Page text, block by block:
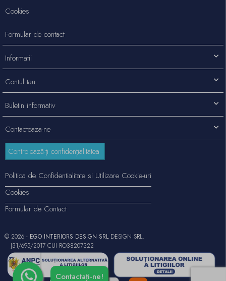
Contacteaza-ne
Cookies
Formular de contact
Informatii
Contul tau
Buletin informativ
Controlează-ți confidențialitatea
Politica de Confidentialitate si Utilizare Cookie-uri
Cookies
Formular de Contact
© 2026 - EGO INTERIORS DESIGN SRLDESIGN SRL.
J31/695/2017 CUI RO38207322
Contactați-ne!